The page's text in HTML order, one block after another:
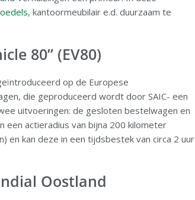
, kantoormeubilair e.d. duurzaam te
80” (EV80)
op de Europese
die geproduceerd wordt door SAIC- een
uitvoeringen: de gesloten bestelwagen en
een actieradius van bijna 200 kilometer
en kan deze in een tijdsbestek van circa 2 uur
Oostland